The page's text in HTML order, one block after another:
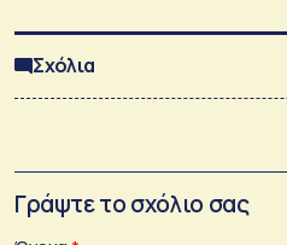
Σχόλια
Γράψτε το σχόλιο σας